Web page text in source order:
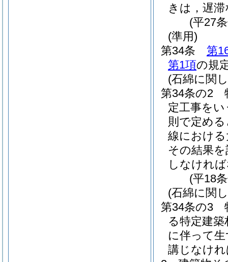
きは，遅
(平27
(準用)
第34条
第
第1項の規
(石綿に関
第34条の2
定工事をい
則で定め
線におけ
その結果
しなけれ
(平18
(石綿に関
第34条の3
る特定建
に伴って
講じなけ